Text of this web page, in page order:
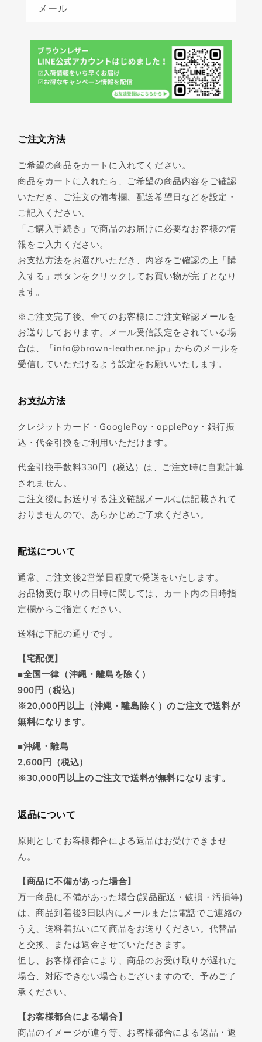
メール
ご注文方法
ご希望の商品をカートに入れてください。
商品をカートに入れたら、ご希望の商品内容をご確認
いただき、ご注文の備考欄、配送希望日などを設定・
ご記入ください。
「ご購入手続き」で商品のお届けに必要なお客様の情
報をご入力ください。
お支払方法をお選びいただき、内容をご確認の上「購
入する」ボタンをクリックしてお買い物が完了となり
ます。
※ご注文完了後、全てのお客様にご注文確認メールを
お送りしております。メール受信設定をされている場
合は、「info@brown-leather.ne.jp」からのメールを
受信していただけるよう設定をお願いいたします。
お支払方法
クレジットカード・GooglePay・applePay・銀行振
込・代金引換をご利用いただけます。
代金引換手数料330円（税込）は、ご注文時に自動計算
されません。
ご注文後にお送りする注文確認メールには記載されて
おりませんので、あらかじめご了承ください。
配送について
通常、ご注文後2営業日程度で発送をいたします。
お品物受け取りの日時に関しては、カート内の日時指
定欄からご指定ください。
送料は下記の通りです。
【宅配便】
■全国一律（沖縄・離島を除く）
900円（税込）
※20,000円以上（沖縄・離島除く）のご注文で送料が
無料になります。
■沖縄・離島
2,600円（税込）
※30,000円以上のご注文で送料が無料になります。
返品について
原則としてお客様都合による返品はお受けできませ
ん。
【商品に不備があった場合】
万一商品に不備があった場合(誤品配送・破損・汚損等)
は、商品到着後3日以内にメールまたは電話でご連絡の
うえ、送料着払いにて商品をお送りください。代替品
と交換、または返金させていただきます。
但し、お客様都合により、商品のお受け取りが遅れた
場合、対応できない場合もございますので、予めご了
承ください。
【お客様都合による場合】
商品のイメージが違う等、お客様都合による返品・返